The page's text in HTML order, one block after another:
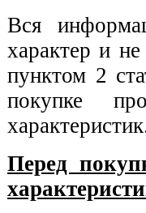
Вся
характер и
пунктом 2
покупке
Перед